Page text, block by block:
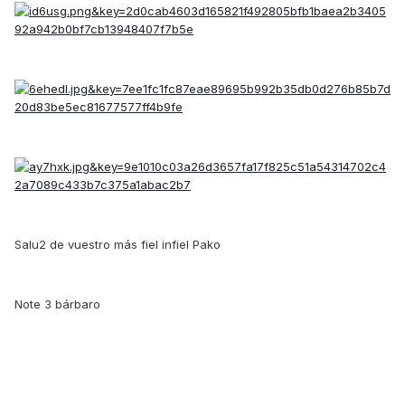
Salu2 de vuestro más fiel infiel Pako
Note 3 bárbaro